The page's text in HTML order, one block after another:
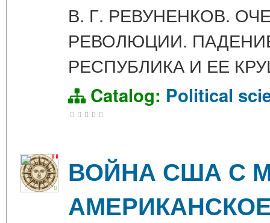
В. Г. РЕВУНЕНКОВ.
РЕВОЛЮЦИИ.
РЕСПУБЛИКА И ЕЕ
Catalog: Political
ВОЙНА США С